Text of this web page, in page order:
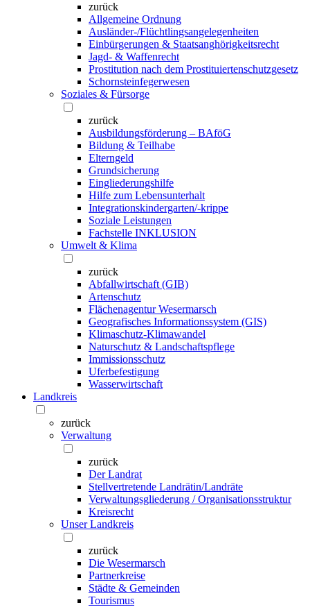
zurück
Allgemeine Ordnung
Ausländer-/Flüchtlingsangelegenheiten
Einbürgerungen & Staatsanghörigkeitsrecht
Jagd- & Waffenrecht
Prostitution nach dem Prostituiertenschutzgesetz
Schornsteinfegerwesen
Soziales & Fürsorge
zurück
Ausbildungsförderung – BAföG
Bildung & Teilhabe
Elterngeld
Grundsicherung
Eingliederungshilfe
Hilfe zum Lebensunterhalt
Integrationskindergarten/-krippe
Soziale Leistungen
Fachstelle INKLUSION
Umwelt & Klima
zurück
Abfallwirtschaft (GIB)
Artenschutz
Flächenagentur Wesermarsch
Geografisches Informationssystem (GIS)
Klimaschutz-Klimawandel
Naturschutz & Landschaftspflege
Immissionsschutz
Uferbefestigung
Wasserwirtschaft
Landkreis
zurück
Verwaltung
zurück
Der Landrat
Stellvertretende Landrätin/Landräte
Verwaltungsgliederung / Organisationsstruktur
Kreisrecht
Unser Landkreis
zurück
Die Wesermarsch
Partnerkreise
Städte & Gemeinden
Tourismus